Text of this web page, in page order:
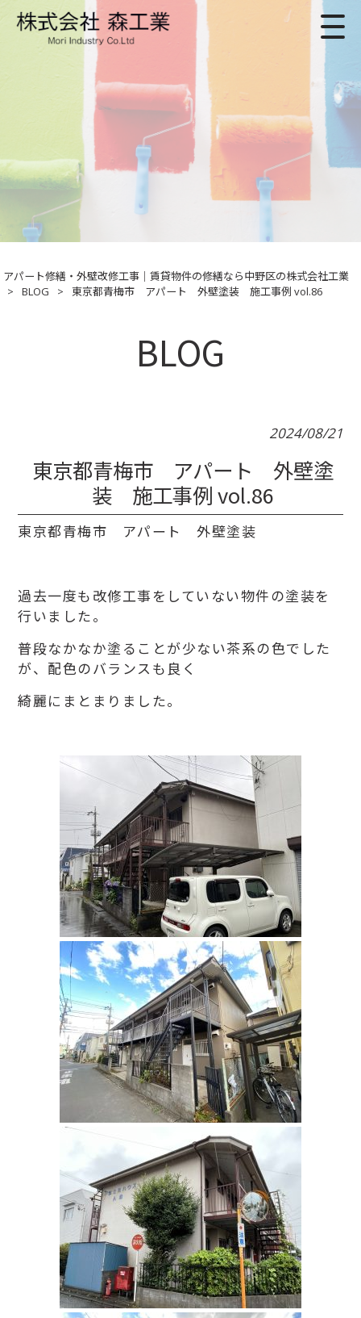
アパート修繕・外壁改修工事｜賃貸物件の修繕なら中野区の株式会社工業
>
BLOG > 東京都青梅市 アパート 外壁塗装 施工事例 vol.86
BLOG
2024/08/21
東京都青梅市 アパート 外壁塗
装 施工事例 vol.86
東京都青梅市 アパート 外壁塗装
過去一度も改修工事をしていない物件の塗装を
行いました。
普段なかなか塗ることが少ない茶系の色でした
が、配色のバランスも良く
綺麗にまとまりました。